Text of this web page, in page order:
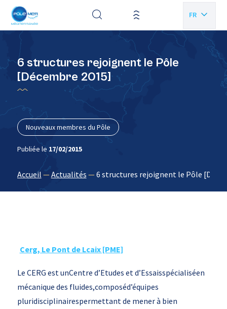
FR
6 structures rejoignent le Pôle
[Décembre 2015]
Nouveaux membres du Pôle
Publiée le 17/02/2015
Accueil —Actualités —6 structures rejoignent le Pôle
Cerg, Le Pont de Lcaix [PME]
Le CERG est unCentre d’Etudes et d’Essaisspécialiséen
mécanique des fluides,composéd’équipes
pluridisciplinairespermettant de mener à bien
Panneau de gestion des cookies